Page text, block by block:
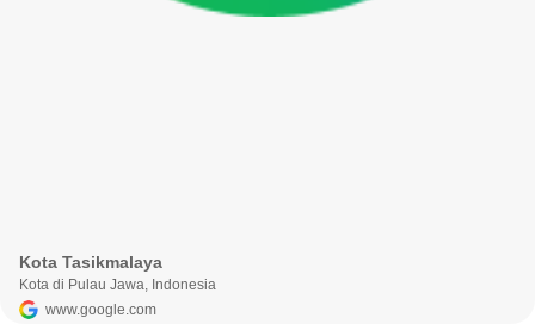
Kota Tasikmalaya
Kota di Pulau Jawa, Indonesia
www.google.com